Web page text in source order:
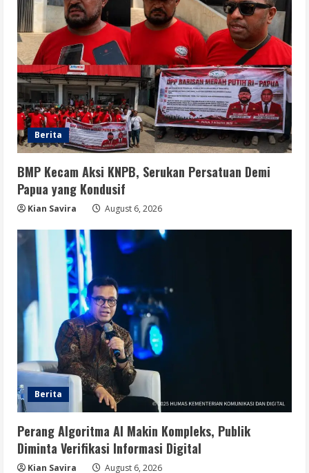
Berita
BMP Kecam Aksi KNPB, Serukan Persatuan Demi
Papua yang Kondusif
Kian Savira August 6, 2026
Berita
Perang Algoritma AI Makin Kompleks, Publik
Diminta Verifikasi Informasi Digital
Kian Savira August 6, 2026